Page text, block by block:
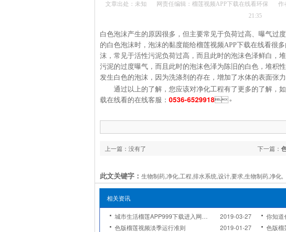
文章出处：未知 网责任编辑：榴莲视频APP下载在线看环保 作
21:35
白色泡沫产生的原因很多，但主要常见于负荷过高、曝气过
的白色泡沫时，泡沫的黏度能给榴莲视频APP下载在线看很多
沫，常见于活性污泥负荷过高，而且此时的泡沫色泽鲜白
污泥的过度曝气，而且此时的泡沫色泽为陈旧的白色，堆积性
发生白色的泡沫，因为洗涤剂的存在，增加了水体的表面张力
通过以上的了解，您应该对净化工程有了更多的了解
载在线看的在线客服： 0536-6529918。
下一篇：
上一篇：没有了
此文关键字： 生物制药,净化,工程,排水系统,设计,要求,生物制药,净化,
相关资讯
2019-03-27
城市生活榴莲APP999下载进入网址的六个步骤
你知道色
2019-01-27
色版榴莲视频淡季运行准则
色版榴